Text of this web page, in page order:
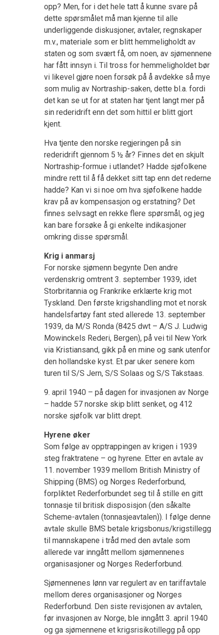
opp? Men, for i det hele tatt å kunne svare på
dette spørsmålet må man kjenne til alle
underliggende diskusjoner, avtaler, regnskaper
m.v., materiale som er blitt hemmeligholdt av
staten og som svært få, om noen, av sjømennene
har fått innsyn i. Til tross for hemmeligholdet bør
vi likevel gjøre noen forsøk på å avdekke så mye
som mulig av Nortraship-saken, dette bl.a. fordi
det kan se ut for at staten har tjent langt mer på
sin rederidrift enn det som hittil er blitt gjort
kjent.
Hva tjente den norske regjeringen på sin
rederidrift gjennom 5 ½ år? Finnes det en skjult
Nortraship-formue i utlandet? Hadde sjøfolkene
mindre rett til å få dekket sitt tap enn det rederne
hadde? Kan vi si noe om hva sjøfolkene hadde
krav på av kompensasjon og erstatning? Det
finnes selvsagt en rekke flere spørsmål, og jeg
kan bare forsøke å gi enkelte indikasjoner
omkring disse spørsmål.
Krig i anmarsj
For norske sjømenn begynte Den andre
verdenskrig omtrent 3. september 1939, idet
Storbritannia og Frankrike erklærte krig mot
Tyskland. Den første krigshandling mot et norsk
handelsfartøy fant sted allerede 13. september
1939, da M/S Ronda (8425 dwt – A/S J. Ludwig
Mowinckels Rederi, Bergen), på vei til New York
via Kristiansand, gikk på en mine og sank utenfor
den hollandske kyst. Et par uker senere kom
turen til S/S Jern, S/S Solaas og S/S Takstaas.
9. april 1940 – på dagen for invasjonen av Norge
– hadde 57 norske skip blitt senket, og 412
norske sjøfolk var blitt drept.
Hyrene øker
Som følge av opptrappingen av krigen i 1939
steg fraktratene – og hyrene. Etter en avtale av
11. november 1939 mellom British Ministry of
Shipping (BMS) og Norges Rederforbund,
forpliktet Rederforbundet seg til å stille en gitt
tonnasje til britisk disposisjon (den såkalte
Scheme-avtalen (tonnasjeavtalen)). I følge denne
avtale skulle BMS betale krigsbonus/krigstillegg
til mannskapene i tråd med den avtale som
allerede var inngått mellom sjømennenes
organisasjoner og Norges Rederforbund.
Sjømennenes lønn var regulert av en tariffavtale
mellom deres organisasjoner og Norges
Rederforbund. Den siste revisjonen av avtalen,
før invasjonen av Norge, ble inngått 3. april 1940
og ga sjømennene et krigsrisikotillegg på opp